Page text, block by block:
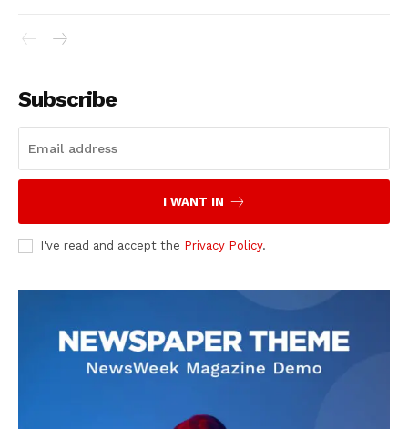
Subscribe
I WANT IN
I've read and accept the Privacy Policy.